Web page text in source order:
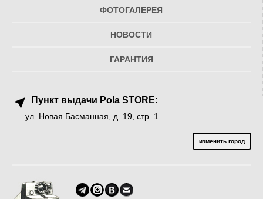
ФОТОГАЛЕРЕЯ
НОВОСТИ
ГАРАНТИЯ
Пункт выдачи Pola STORE:
— ул. Новая Басманная, д. 19, стр. 1
изменить город